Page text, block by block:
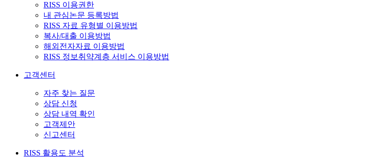
RISS 이용권한
내 관심논문 등록방법
RISS 자료 유형별 이용방법
복사/대출 이용방법
해외전자자료 이용방법
RISS 정보취약계층 서비스 이용방법
고객센터
자주 찾는 질문
상담 신청
상담 내역 확인
고객제안
신고센터
RISS 활용도 분석